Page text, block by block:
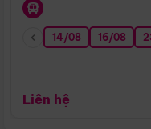
14/08 16/08
Liên hệ